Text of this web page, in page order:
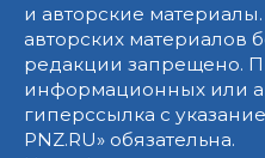
и авторские
авторских материалов
редакции запрещено.
информационных или
гиперссылка с
PNZ.RU» обязательна.